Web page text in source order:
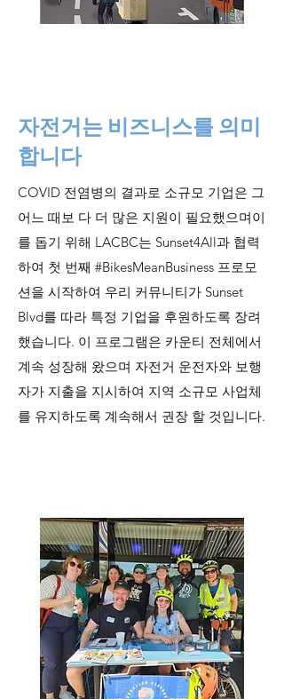
자전거는 비즈니스를 의미
합니다
COVID 전염병의 결과로 소규모 기업은 그
어느 때보 다 더 많은 지원이 필요했으며이
를 돕기 위해 LACBC는 Sunset4All과 협력
하여 첫 번째 #BikesMeanBusiness 프로모
션을 시작하여 우리 커뮤니티가 Sunset
Blvd를 따라 특정 기업을 후원하도록 장려
했습니다. 이 프로그램은 카운티 전체에서
계속 성장해 왔으며 자전거 운전자와 보행
자가 지출을 지시하여 지역 소규모 사업체
를 유지하도록 계속해서 권장 할 것입니다.